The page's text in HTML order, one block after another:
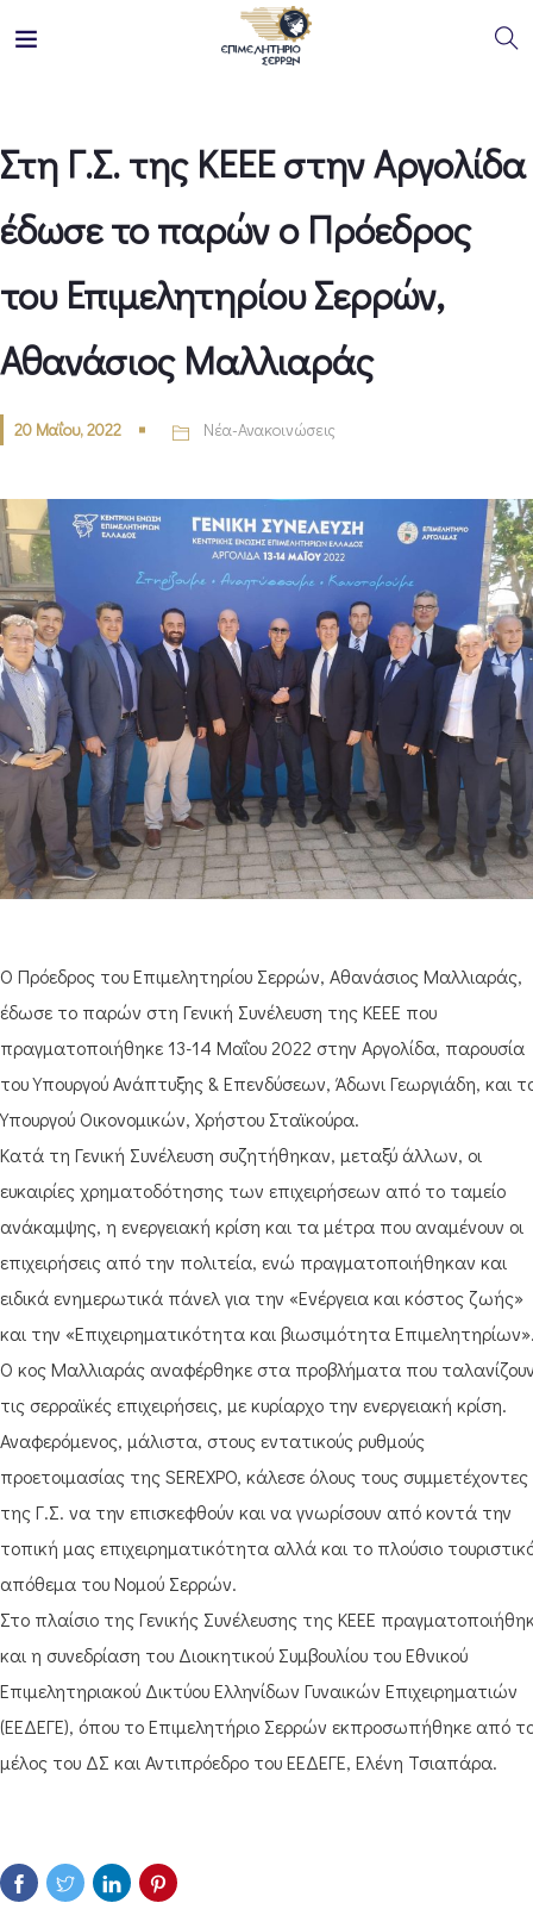
Στη Γ.Σ. της ΚΕΕΕ στην Αργολίδα
έδωσε το παρών ο Πρόεδρος
του Επιμελητηρίου Σερρών,
Αθανάσιος Μαλλιαράς
20 Μαΐου, 2022 Νέα-Ανακοινώσεις
Ο Πρόεδρος του Επιμελητηρίου Σερρών, Αθανάσιος Μαλλιαράς,
έδωσε το παρών στη Γενική Συνέλευση της ΚΕΕΕ που
πραγματοποιήθηκε 13-14 Μαΐου 2022 στην Αργολίδα, παρουσία
του Υπουργού Ανάπτυξης & Επενδύσεων, Άδωνι Γεωργιάδη, και
Υπουργού Οικονομικών, Χρήστου Σταϊκούρα.
Κατά τη Γενική Συνέλευση συζητήθηκαν, μεταξύ άλλων, οι
ευκαιρίες χρηματοδότησης των επιχειρήσεων από το ταμείο
ανάκαμψης, η ενεργειακή κρίση και τα μέτρα που αναμένουν οι
επιχειρήσεις από την πολιτεία, ενώ πραγματοποιήθηκαν και
ειδικά ενημερωτικά πάνελ για την «Ενέργεια και κόστος ζωής»
και την «Επιχειρηματικότητα και βιωσιμότητα
Ο κος Μαλλιαράς αναφέρθηκε στα προβλήματα που
τις σερραϊκές επιχειρήσεις, με κυρίαρχο την ενεργειακή κρίση.
Αναφερόμενος, μάλιστα, στους εντατικούς ρυθμούς
προετοιμασίας της SEREXPO, κάλεσε όλους τους συμμετέχοντες
της Γ.Σ. να την επισκεφθούν και να γνωρίσουν από κοντά την
τοπική μας επιχειρηματικότητα αλλά και το πλούσιο
απόθεμα του Νομού Σερρών.
Στο πλαίσιο της Γενικής Συνέλευσης της ΚΕΕΕ
και η συνεδρίαση του Διοικητικού Συμβουλίου του Εθνικού
Επιμελητηριακού Δικτύου Ελληνίδων Γυναικών Επιχειρηματιών
(ΕΕΔΕΓΕ), όπου το Επιμελητήριο Σερρών εκπροσωπήθηκε από
μέλος του ΔΣ και Αντιπρόεδρο του ΕΕΔΕΓΕ, Ελένη Τσιαπάρα.